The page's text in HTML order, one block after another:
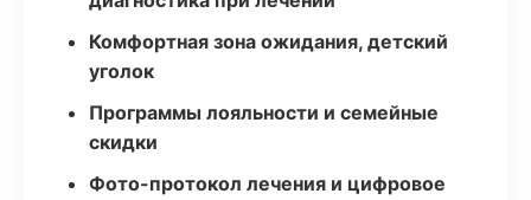
Комфортная зона ожидания, детский
уголок
Программы лояльности и семейные
скидки
Фото-протокол лечения и цифровое